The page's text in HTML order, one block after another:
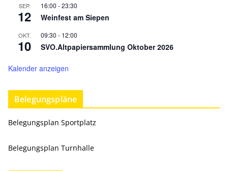
SEP.
12
16:00 -23:30
Weinfest am Siepen
OKT.
10
09:30 - 12:00
SVO.Altpapiersammlung Oktober 2026
Kalender anzeigen
Belegungspläne
Belegungsplan Sportplatz
Belegungsplan Turnhalle